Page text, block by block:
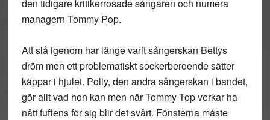
den tidigare kritikerrosade sångaren och numera
managern Tommy Pop.
Att slå igenom har länge varit sångerskan Bettys
dröm men ett problematiskt sockerberoende sätter
käppar i hjulet. Polly, den andra sångerskan i bandet,
gör allt vad hon kan men när Tommy Top verkar ha
nått fuffens för sig blir det svårt. Fönsterna måste